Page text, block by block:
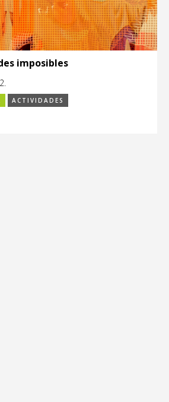
imposibles
ACTIVIDADES